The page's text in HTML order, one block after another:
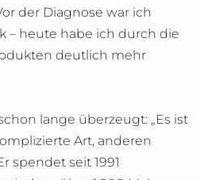
der Diagnose war ich
– heute habe ich durch die
deutlich mehr
lange überzeugt: „Es ist
Art, anderen
spendet seit 1991